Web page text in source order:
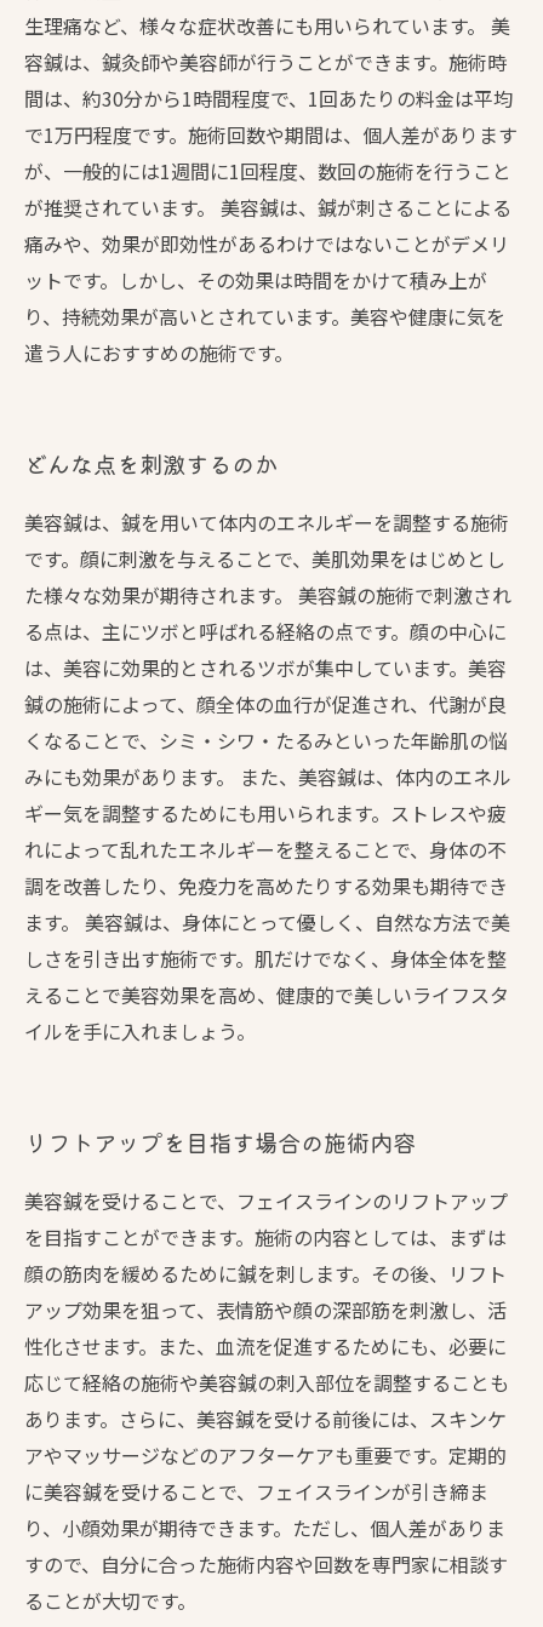
生理痛など、様々な症状改善にも用いられています。 美
容鍼は、鍼灸師や美容師が行うことができます。施術時
間は、約30分から1時間程度で、1回あたりの料金は平均
で1万円程度です。施術回数や期間は、個人差があります
が、一般的には1週間に1回程度、数回の施術を行うこと
が推奨されています。 美容鍼は、鍼が刺さることによる
痛みや、効果が即効性があるわけではないことがデメリ
ットです。しかし、その効果は時間をかけて積み上が
り、持続効果が高いとされています。美容や健康に気を
遣う人におすすめの施術です。
どんな点を刺激するのか
美容鍼は、鍼を用いて体内のエネルギーを調整する施術
です。顔に刺激を与えることで、美肌効果をはじめとし
た様々な効果が期待されます。 美容鍼の施術で刺激され
る点は、主にツボと呼ばれる経絡の点です。顔の中心に
は、美容に効果的とされるツボが集中しています。美容
鍼の施術によって、顔全体の血行が促進され、代謝が良
くなることで、シミ・シワ・たるみといった年齢肌の悩
みにも効果があります。 また、美容鍼は、体内のエネル
ギー気を調整するためにも用いられます。ストレスや疲
れによって乱れたエネルギーを整えることで、身体の不
調を改善したり、免疫力を高めたりする効果も期待でき
ます。 美容鍼は、身体にとって優しく、自然な方法で美
しさを引き出す施術です。肌だけでなく、身体全体を整
えることで美容効果を高め、健康的で美しいライフスタ
イルを手に入れましょう。
リフトアップを目指す場合の施術内容
美容鍼を受けることで、フェイスラインのリフトアップ
を目指すことができます。施術の内容としては、まずは
顔の筋肉を緩めるために鍼を刺します。その後、リフト
アップ効果を狙って、表情筋や顔の深部筋を刺激し、活
性化させます。また、血流を促進するためにも、必要に
応じて経絡の施術や美容鍼の刺入部位を調整することも
あります。さらに、美容鍼を受ける前後には、スキンケ
アやマッサージなどのアフターケアも重要です。定期的
に美容鍼を受けることで、フェイスラインが引き締ま
り、小顔効果が期待できます。ただし、個人差がありま
すので、自分に合った施術内容や回数を専門家に相談す
ることが大切です。